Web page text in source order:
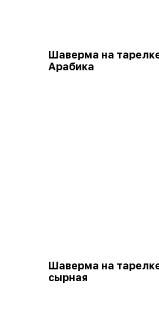
Шаверма на
Арабика
Шаверма на
сырная